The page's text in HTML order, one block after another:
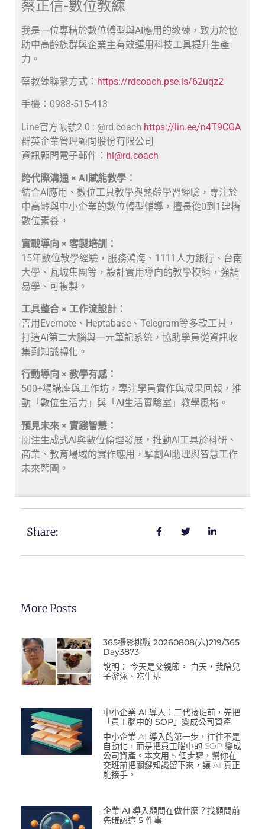
蔡正信-數位教練
我是一位專精於數位轉型與AI應用的教練，致力於協
助中高齡族群與企業主有效運用科技工具提升生產
力。
蔡教練聯繫方式： https://rdcoach.pse.is/62uqz2
手機：0988-515-413
Line官方帳號2.0 : @rd.coach https://lin.ee/n4T9CGA
群英企業管理顧問股份有限公司
資訊顧問電子郵件： hi@rd.coach
跨代際溝通 × AI賦能教學：
結合AI應用、數位工具教學與熟齡學習經驗，專注於
中高齡與中小企業的數位轉型輔導，擅長從0到1建構
數位素養。
實戰導向 × 客製培訓：
15年數位教學經驗，服務鴻海、1111人力銀行、台南
大學、瓦城集團等，設計實用導向的教學模組，強調
易學、可複製。
工具整合 × 工作流設計：
善用Evernote、Heptabase、Telegram等多款工具，
打造AI第二大腦與一元筆記系統，協助學員從資訊收
集到知識轉化。
行動導向 × 教學有感：
500+場講座與工作坊，專注學員實作與成果回報，推
動「數位生活力」與「AI生活實驗室」教學風格。
預見未來 × 實踐智慧：
關注生成式AI與數位倫理發展，推動AI工具於科研、
商業、教育場域的實作應用，擘劃AI助理與智慧工作
未來藍圖。
Share:
More Posts
365攝影挑戰 20260808(六)219/365
Day3873
說明： 今天是父親節。 白天，我陪兒
子游泳、吃牛排
中小企業 AI 導入：二代接班前，先把
「員工腦中的 SOP」變成公司資產
中小企業 AI 導入的第一步，往往不是
自動化，而是把員工腦中的 SOP 變成
公司資產。本文用 5 個步驟，幫你在
交班前把關鍵知識留下來，讓 AI 真正
能接手。
企業 AI 導入顧問在做什麼？找顧問前
先確認這 5 件事